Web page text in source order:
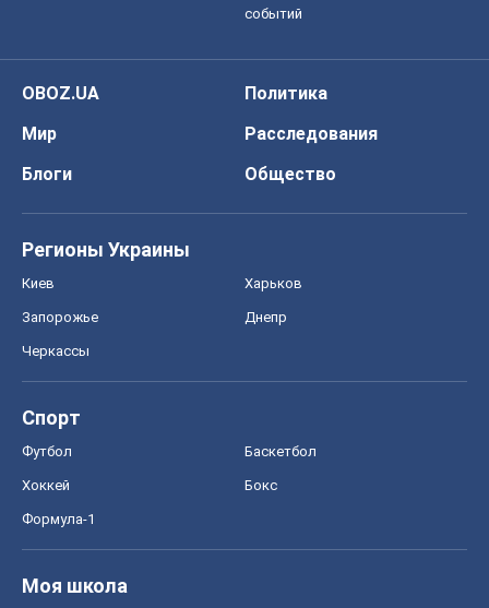
событий
OBOZ.UA
Политика
Мир
Расследования
Блоги
Общество
Регионы Украины
Киев Харьков
Запорожье Днепр
Черкассы
Спорт
Футбол Баскетбол
Хоккей Бокс
Формула-1
Моя школа